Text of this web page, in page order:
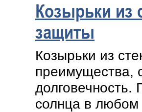
Козырьки из
защиты
Козырьки из
преимущества,
солнца в любом